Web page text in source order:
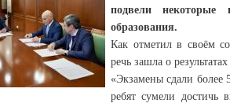
подвели некоторые
образования.
Как отметил в своём
речь зашла о
«Экзамены сдали более
ребят сумели достичь